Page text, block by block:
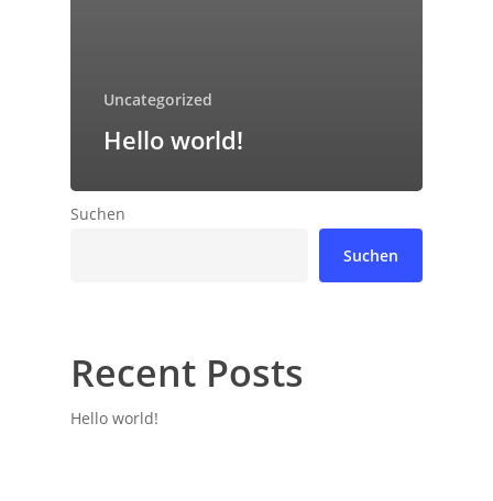
Uncategorized
Hello world!
Suchen
Suchen
Recent Posts
Hello world!